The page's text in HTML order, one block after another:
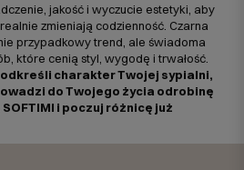
jakość i wyczucie estetyki, aby
zmieniają codzienność. Czarna
przypadkowy trend, ale świadoma
które cenią styl, wygodę i trwałość.
charakter Twojej sypialni,
do Twojego życia odrobinę
i poczuj różnicę już